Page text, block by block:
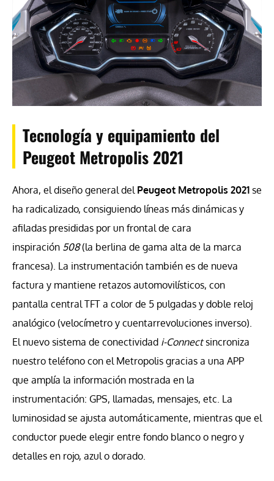
Tecnología y equipamiento del
Peugeot Metropolis 2021
Ahora, el diseño general del Peugeot Metropolis 2021 se
ha radicalizado, consiguiendo líneas más dinámicas y
afiladas presididas por un frontal de cara
inspiración 508(la berlina de gama alta de la marca
francesa). La instrumentación también es de nueva
factura y mantiene retazos automovilísticos, con
pantalla central TFT a color de 5 pulgadas y doble reloj
analógico (velocímetro y cuentarrevoluciones inverso).
El nuevo sistema de conectividad i-Connectsincroniza
nuestro teléfono con el Metropolis gracias a una APP
que amplía la información mostrada en la
instrumentación: GPS, llamadas, mensajes, etc. La
luminosidad se ajusta automáticamente, mientras que el
conductor puede elegir entre fondo blanco o negro y
detalles en rojo, azul o dorado.